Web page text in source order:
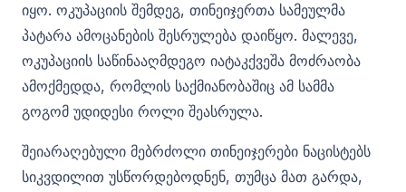
იყო. ოკუპაციის შემდეგ, თინეიჯერთა სამეულმა
პატარა ამოცანების შესრულება დაიწყო. მალევე,
ოკუპაციის საწინააღმდეგო იატაკქვეშა მოძრაობა
ამოქმედდა, რომლის საქმიანობაშიც ამ სამმა
გოგომ უდიდესი როლი შეასრულა.
შეიარაღებული მებრძოლი თინეიჯერები ნაცისტებს
სიკვდილით უსწორდებოდნენ, თუმცა მათ გარდა,